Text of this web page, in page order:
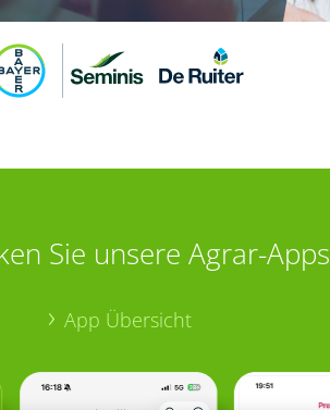
Sie unsere Agrar-Apps
App Übersicht